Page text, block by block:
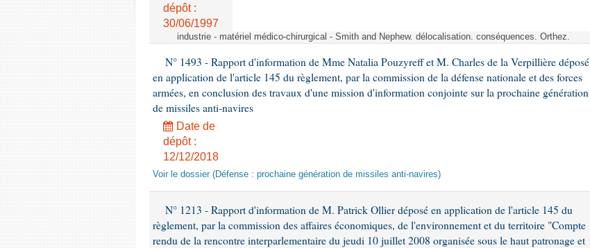
dépôt :
30/06/1997
industrie - matériel médico-chirurgical - Smith and Nephew. délocalisation. conséquences. Orthez.
N° 1493 - Rapport d'information de Mme Natalia Pouzyreff et M. Charles de la Verpillière déposé
en application de l'article 145 du règlement, par la commission de la défense nationale et des forces
armées, en conclusion des travaux d'une mission d'information conjointe sur la prochaine génération
de missiles anti-navires
Date de
dépôt :
12/12/2018
Voir le dossier (Défense : prochaine génération de missiles anti-navires)
N° 1213 - Rapport d'information de M. Patrick Ollier déposé en application de l'article 145 du
règlement, par la commission des affaires économiques, de l'environnement et du territoire "Compte
rendu de la rencontre interparlementaire du jeudi 10 juillet 2008 organisée sous le haut patronage et